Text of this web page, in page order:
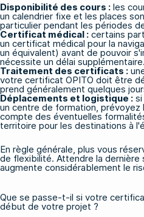
Disponibilité des cours : les
un calendrier fixe et les places
particulier pendant les périodes
Certificat médical : certains
un certificat médical pour la
un équivalent) avant de pouvoir
nécessite un délai supplémentaire.
Traitement des certificats :
votre certificat OPITO doit être
prend généralement quelques
Déplacements et logistique :
un centre de formation,
compte des éventuelles
territoire pour les destinations à
En règle générale, plus vous
de flexibilité. Attendre la
augmente considérablement le
Que se passe-t-il si votre
début de votre projet ?